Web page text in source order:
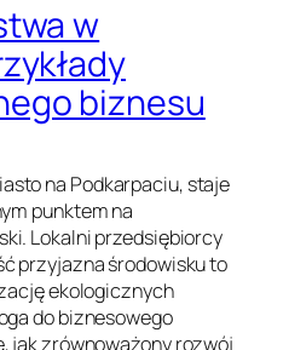
w
biznesu
na Podkarpaciu, staje
punktem na
Lokalni przedsiębiorcy
przyjazna środowisku to
ekologicznych
do biznesowego
jak zrównoważony rozwój